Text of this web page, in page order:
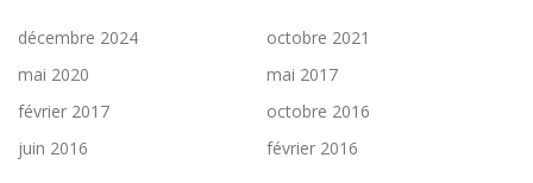
décembre 2024
octobre 2021
mai 2020
mai 2017
février 2017
octobre 2016
juin 2016
février 2016